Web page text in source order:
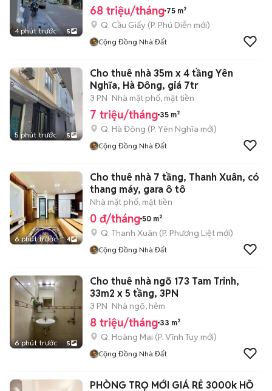
4 phút trước 5
68 triệu/tháng 75 m²
Q. Cầu Giấy (P. Phú Diễn mới)
Cộng Đồng Nhà Đất
5 phút trước 5
Cho thuê nhà 35m x 4 tầng Yên
Nghĩa, Hà Đông, giá 7tr
3 PN Nhà mặt phố, mặt tiền
7 triệu/tháng 35 m²
Q. Hà Đông (P. Yên Nghĩa mới)
Cộng Đồng Nhà Đất
6 phút trước 4
Cho thuê nhà 7 tầng, Thanh Xuân, có
thang máy, gara ô tô
Nhà mặt phố, mặt tiền
0 đ/tháng 50 m²
Q. Thanh Xuân (P. Phương Liệt mới)
Cộng Đồng Nhà Đất
6 phút trước 5
Cho thuê nhà ngõ 173 Tam Trinh,
33m2 x 5 tầng, 3PN
3 PN Nhà ngõ, hẻm
8 triệu/tháng 33 m²
Q. Hoàng Mai (P. Vĩnh Tuy mới)
Cộng Đồng Nhà Đất
PHÒNG TRỌ MỚI GIÁ RẺ 3000k HỒ